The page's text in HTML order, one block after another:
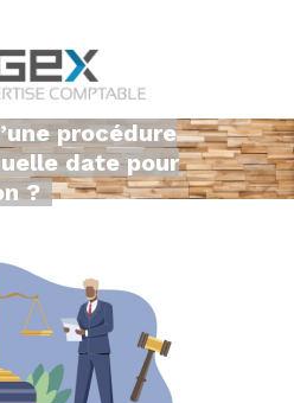
procédure
date pour
?